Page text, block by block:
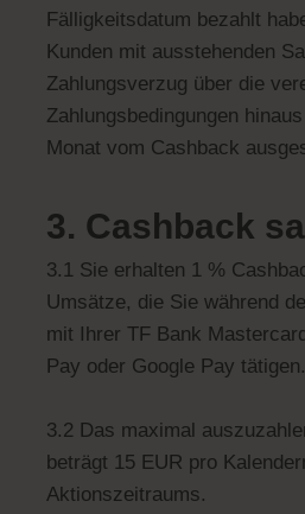
Fälligkeitsdatum bezahlt
Kunden mit ausstehenden
Zahlungsverzug über die
Zahlungsbedingungen
Monat vom Cashback
3. Cashback
3.1 Sie erhalten 1 %
Umsätze, die Sie während
mit Ihrer TF Bank
Pay oder Google Pay tätigen.
3.2 Das maximal
beträgt 15 EUR pro
Aktionszeitraums.